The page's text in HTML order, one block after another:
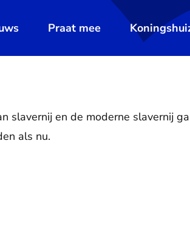
Praat mee
slavernij en de moderne slavernij
als nu.